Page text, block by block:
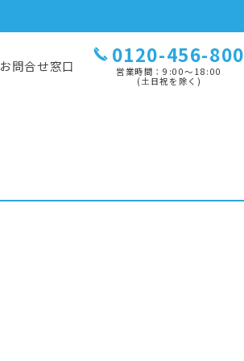
お問合せ窓口 0120-456-800
営業時間：9:00〜18:00
(土日祝を除く)